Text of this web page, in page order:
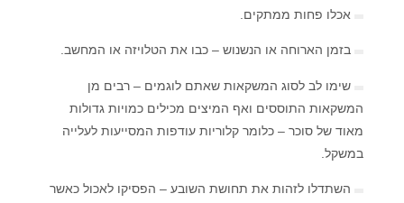
אכלו פחות ממתקים.
בזמן הארוחה או הנשנוש – כבו את הטלויזה או המחשב.
שימו לב לסוג המשקאות שאתם לוגמים – רבים מן
המשקאות התוססים ואף המיצים מכילים כמויות גדולות
מאוד של סוכר – כלומר קלוריות עודפות המסייעות לעלייה
במשקל.
השתדלו לזהות את תחושת השובע – הפסיקו לאכול כאשר